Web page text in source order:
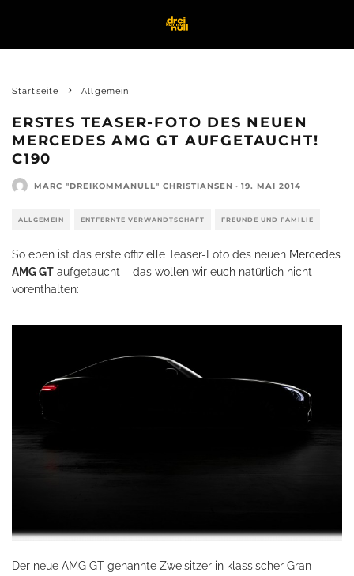
Startseite Allgemein
ERSTES TEASER-FOTO DES NEUEN
MERCEDES AMG GT AUFGETAUCHT!
C190
MARC "DREIKOMMANULL" CHRISTIANSEN · 19. MAI 2014
ALLGEMEIN ENTFERNTE VERWANDTSCHAFT FREUNDE UND FAMILIE
So eben ist das erste offizielle Teaser-Foto des neuen Mercedes
AMG GT aufgetaucht – das wollen wir euch natürlich nicht
vorenthalten:
Der neue AMG GT genannte Zweisitzer in klassischer Gran-